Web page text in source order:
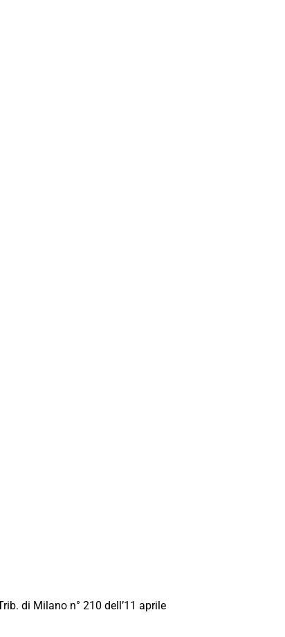
di Milano n° 210 dell’11 aprile